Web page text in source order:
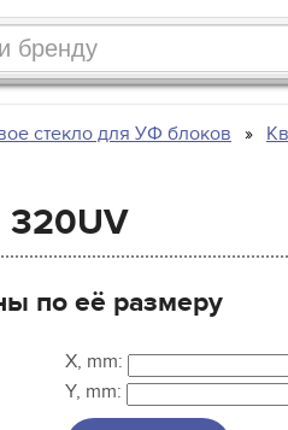
стекло для УФ блоков
320UV
по её размеру
X, mm:
Y, mm: